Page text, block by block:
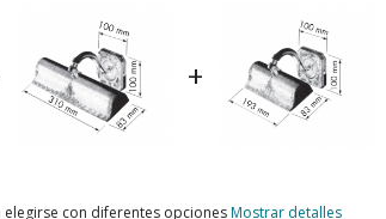
+
con diferentes opcionesMostrar detalles